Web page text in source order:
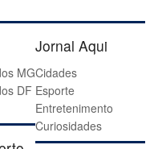
MG
DF
Jornal Aqui
Cidades
Esporte
Entretenimento
Curiosidades